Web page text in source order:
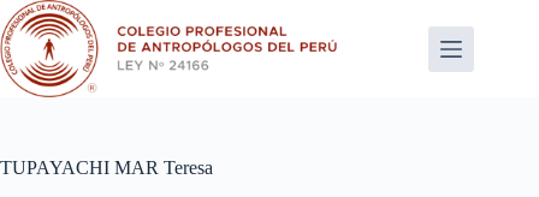
Saltar
al
contenido
TUPAYACHI MAR Teresa